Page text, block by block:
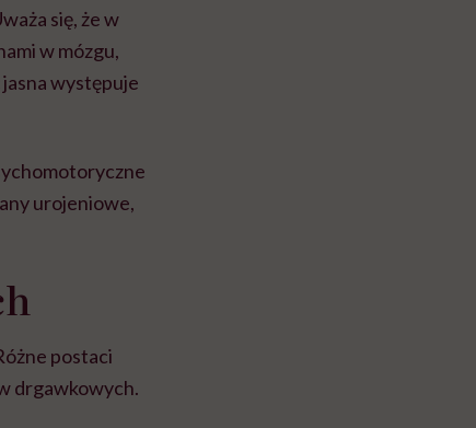
się, że w
w mózgu,
występuje
urojeniowe,
postaci
drgawkowych.